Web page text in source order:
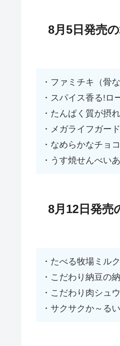
8月5日発売
・ファミチキ（骨
・スパイス香る!
・たんぱく質が摂
・メガライフガー
・なめらかなチョ
・うす焼せんべい
8月12日発売
・たべる牧場ミル
・こだわり納豆の
・こだわり肉シュ
・サクサクか～る